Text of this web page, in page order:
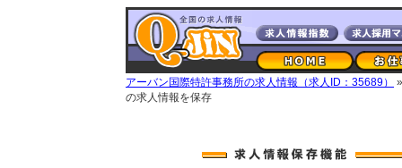
アーバン国際特許事務所の求人情報（求人ID：35689）
の求人情報を保存